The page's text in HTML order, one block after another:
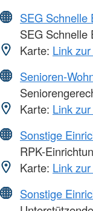
SEG Schnelle
SEG Schnelle
Karte: Link
Senioren-
Karte: Link
Sonstige
RPK-
Karte: Link
Sonstige